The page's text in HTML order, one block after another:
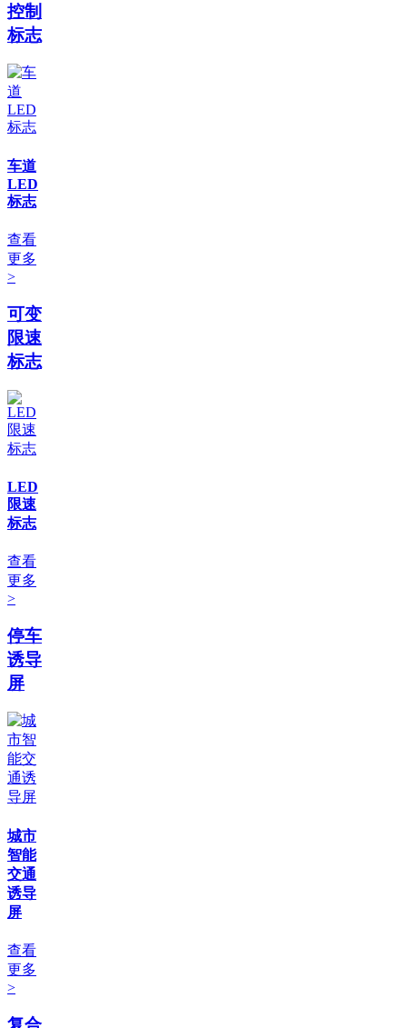
控制
标志
车道
LED
标志
查看
更多
>
可变
限速
标志
LED
限速
标志
查看
更多
>
停车
诱导
屏
城市
智能
交通
诱导
屏
查看
更多
>